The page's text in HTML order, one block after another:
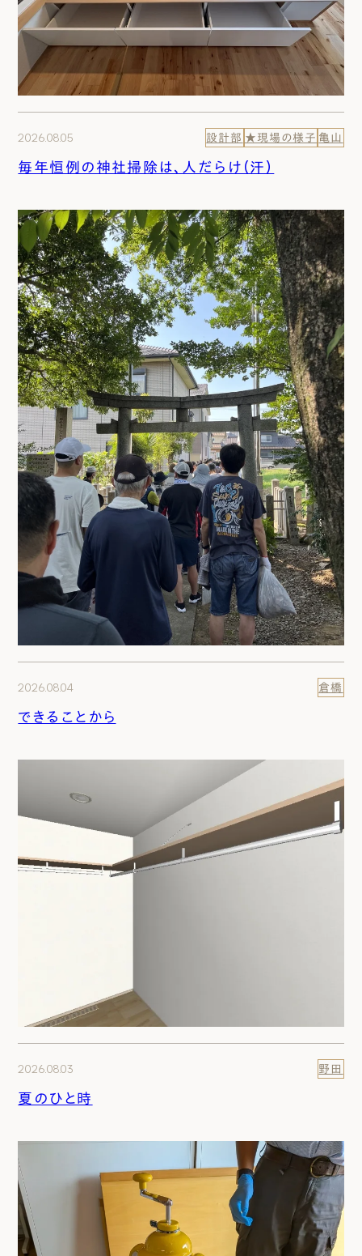
2026.08.05 設計部 ★現場の様子 亀山
毎年恒例の神社掃除は、人だらけ（汗）
2026.08.04 倉橋
できることから
2026.08.03 野田
夏のひと時